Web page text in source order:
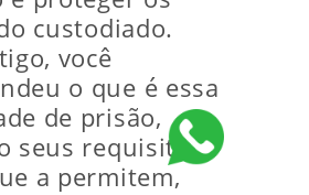
custodiado.
você
o que é essa
de prisão,
seus requisitos,
a permitem,